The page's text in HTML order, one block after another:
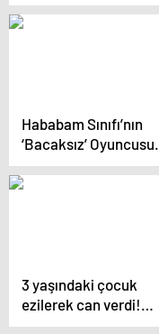
Türkiye’ye örnek
Hababam Sınıfı’nın
‘Bacaksız’ Oyuncusu
Tuncay Akça Son
Yolculuğuna Uğurlandı
3 yaşındaki çocuk
ezilerek can verdi!
Aracı bırakıp kaçan